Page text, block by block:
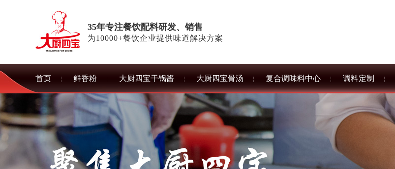
35年专注餐饮配料研发、销售
为10000+餐饮企业提供味道解决方案
首页 鲜香粉 大厨四宝干锅酱 大厨四宝骨汤 复合调味料中心 调料定制